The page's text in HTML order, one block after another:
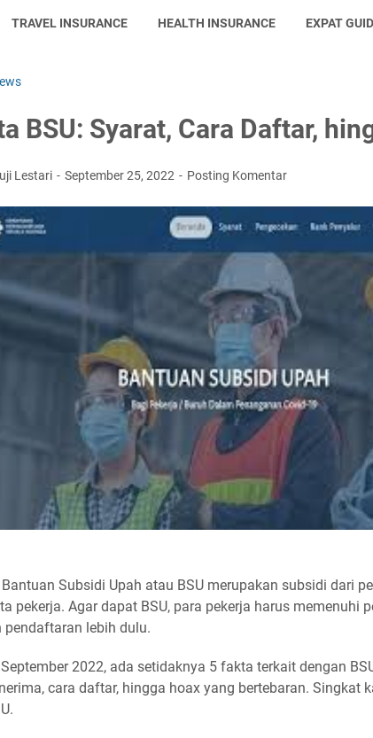
TRAVEL INSURANCE HEALTH INSURANCE EXPAT
BSU: Syarat, Cara Daftar,
Lestari September 25, 2022 Posting Komentar
Bantuan Subsidi Upah atau BSU merupakan subsidi dari
pekerja. Agar dapat BSU, para pekerja harus memenuhi
pendaftaran lebih dulu.
2022, ada setidaknya 5 fakta terkait dengan
cara daftar, hingga hoax yang bertebaran. Singkat